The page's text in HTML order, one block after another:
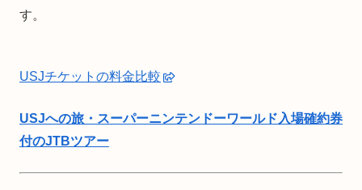
す。
USJチケットの料金比較
USJへの旅・スーパーニンテンドーワールド入場確約券
付のJTBツアー